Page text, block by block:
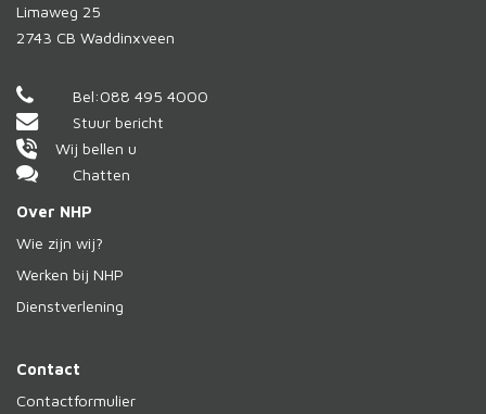
Limaweg 25
2743 CB Waddinxveen
Bel:088 495 4000
Stuur bericht
Wij bellen u
Chatten
Over NHP
Wie zijn wij?
Werken bij NHP
Dienstverlening
Contact
Contactformulier